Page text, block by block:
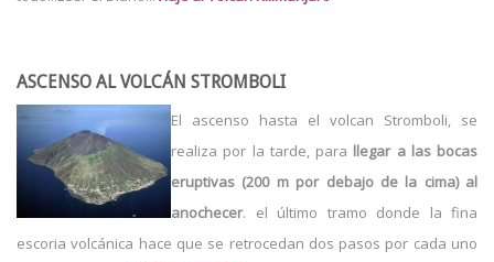
ASCENSO AL VOLCÁN STROMBOLI
El ascenso hasta el volcan Stromboli, se
realiza por la tarde, para llegar a las bocas
eruptivas (200 m por debajo de la cima) al
anochecer. el último tramo donde la fina
escoria volcánica hace que se retrocedan dos pasos por cada uno